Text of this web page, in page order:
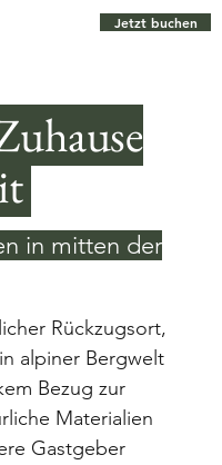
Jetzt buchen
in mitten der
Rückzugsort,
alpiner Bergwelt
Bezug zur
Materialien
Gastgeber